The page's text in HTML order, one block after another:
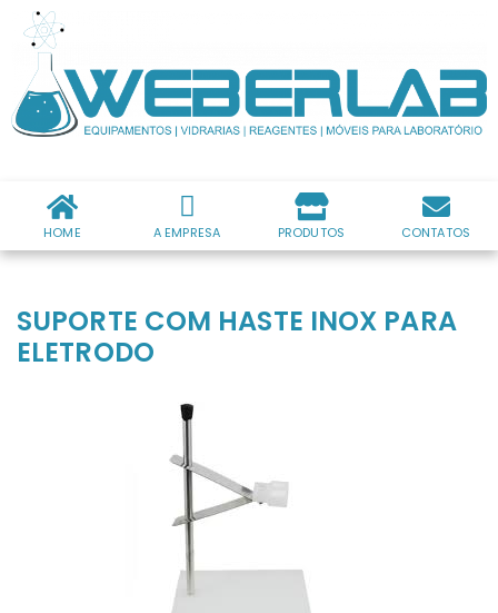
HOME A EMPRESA PRODUTOS CONTATOS
SUPORTE COM HASTE INOX PARA
ELETRODO